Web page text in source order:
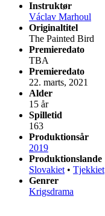
Instruktør
Václav Marhoul
Originaltitel
The Painted Bird
Premieredato
TBA
Premieredato
22. marts, 2021
Alder
15 år
Spilletid
163
Produktionsår
2019
Produktionslande
Slovakiet • Tjekkiet
Genrer
Krigsdrama